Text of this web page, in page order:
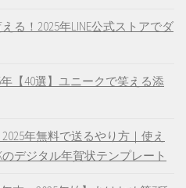
る！2025年LINE公式ストアでダ
【40選】ユニークで笑える添
年無料で送るやり方｜使え
デジタル年賀状テンプレート